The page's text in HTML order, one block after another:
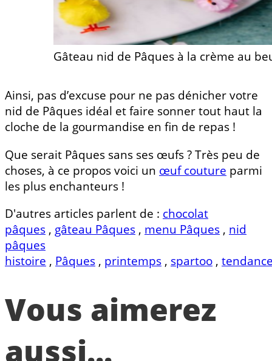
Gâteau nid de Pâques à la crème au
Ainsi, pas d’excuse pour ne pas dénicher votre
nid de Pâques idéal et faire sonner tout haut la
cloche de la gourmandise en fin de repas !
Que serait Pâques sans ses œufs ? Très peu de
choses, à ce propos voici un œuf couture parmi
les plus enchanteurs !
D'autres articles parlent de : chocolat
pâques , gâteau Pâques , menu Pâques , nid
pâques
histoire , Pâques , printemps , spartoo ,
Vous aimerez
aussi...